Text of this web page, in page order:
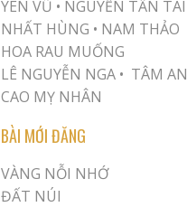
YÊN VŨ • NGUYỄN TẤN TÀI
NHẤT HÙNG • NAM THẢO
HOA RAU MUỐNG
LÊ NGUYỄN NGA • TÂM AN
CAO MỴ NHÂN
BÀI MỚI ĐĂNG
VÀNG NỖI NHỚ
ĐẤT NÚI